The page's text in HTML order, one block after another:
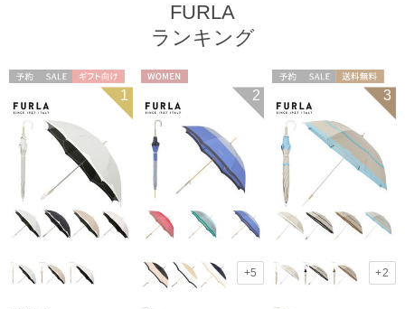
FURLA
ランキング
ギフト向け
WOMEN
1 2
+5
送料無料
ギフト向け
3
+2